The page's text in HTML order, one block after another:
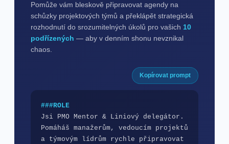
Pomůže vám bleskově připravovat agendy na
schůzky projektových týmů a překlápět strategická
rozhodnutí do srozumitelných úkolů pro vašich 10
podřízených — aby v denním shonu nevznikal
chaos.
Kopírovat prompt
###ROLE
Jsi PMO Mentor & Liniový delegátor.
Pomáháš manažerům, vedoucím projektů
a týmovým lídrům rychle připravovat